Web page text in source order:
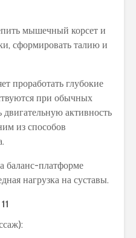
мышечный корсет и
сформировать талию и
проработать глубокие
при обычных
двигательную активность
из способов
баланс-платформе
нагрузка на суставы.